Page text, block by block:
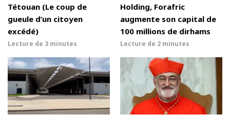
Tétouan (Le coup de
gueule d’un citoyen
excédé)
Lecture de 3 minutes
Holding, Forafric
augmente son capital de
100 millions de dirhams
Lecture de 2 minutes